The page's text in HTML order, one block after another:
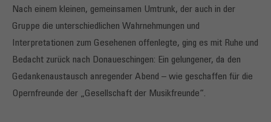
Nach einem kleinen, gemeinsamen Umtrunk, der auch in der
Gruppe die unterschiedlichen Wahrnehmungen und
Interpretationen zum Gesehenen offenlegte, ging es mit Ruhe und
Bedacht zurück nach Donaueschingen: Ein gelungener, da den
Gedankenaustausch anregender Abend – wie geschaffen für die
Opernfreunde der „Gesellschaft der Musikfreunde“.